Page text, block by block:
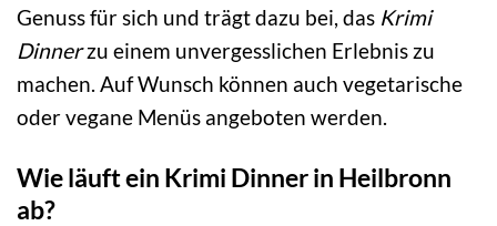
Genuss für sich und trägt dazu bei, das Krimi
Dinnerzu einem unvergesslichen Erlebnis zu
machen. Auf Wunsch können auch vegetarische
oder vegane Menüs angeboten werden.
Wie läuft ein Krimi Dinner in Heilbronn
ab?